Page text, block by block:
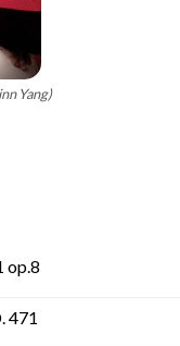
Yang)
op.8
471